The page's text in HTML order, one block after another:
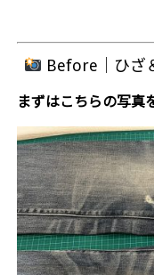
Before｜ひざ
まずはこちらの写真